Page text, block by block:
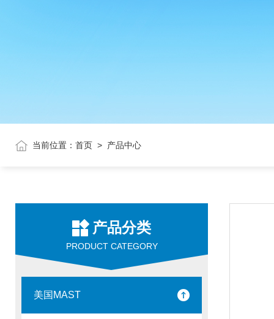
当前位置： 首页 > 产品中心
产品分类
PRODUCT CATEGORY
美国MAST